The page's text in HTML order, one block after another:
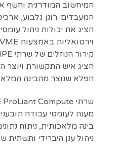
הציג את יכולות ניהול
הציג איש התקשורת ויוצר
הפלא שנוצר מהבינה
מענה לעומסי עבודה
בינה מלאכותית, ניתוח
ניהול ענן היברידי ותשתית